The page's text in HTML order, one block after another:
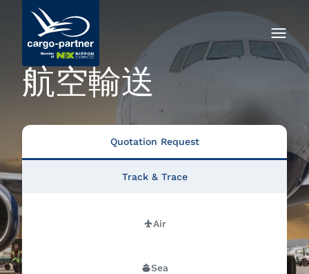
航空輸送
Quotation Request
Air
Sea
Track & Trace